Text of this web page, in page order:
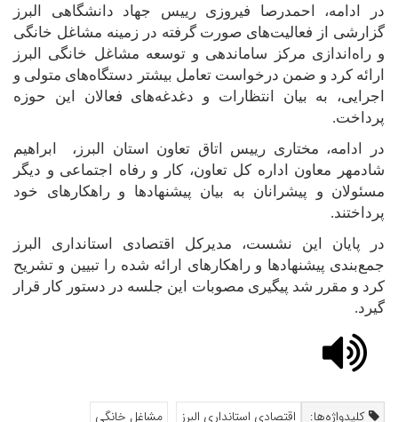
در ادامه، احمدرصا فیروزی رییس جهاد دانشگاهی البرز
گزارشی از فعالیت‌های صورت گرفته در زمینه مشاغل خانگی
و راه‌اندازی مرکز ساماندهی و توسعه مشاغل خانگی البرز
ارائه کرد و ضمن درخواست تعامل بیشتر دستگاه‌های متولی و
اجرایی، به بیان انتظارات و دغدغه‌های فعالان این حوزه
پرداخت.
در ادامه، مختاری رییس اتاق تعاون استان البرز، ابراهیم
شادمهر معاون اداره کل تعاون، کار و رفاه اجتماعی و دیگر
مسئولان و پیشرانان به بیان پیشنهادها و راهکارهای خود
پرداختند.
در پایان این نشست، مدیرکل اقتصادی استانداری البرز
جمع‌بندی پیشنهادها و راهکارهای ارائه شده را تبیین و تشریح
کرد و مقرر شد پیگیری مصوبات این جلسه در دستور کار قرار
گیرد.
کلیدواژه‌ها: اقتصادی استانداری البرز مشاغل خانگی